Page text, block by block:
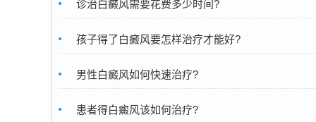
诊治白癜风需要花费多少时间?
孩子得了白癜风要怎样治疗才能好?
男性白癜风如何快速治疗?
患者得白癜风该如何治疗?